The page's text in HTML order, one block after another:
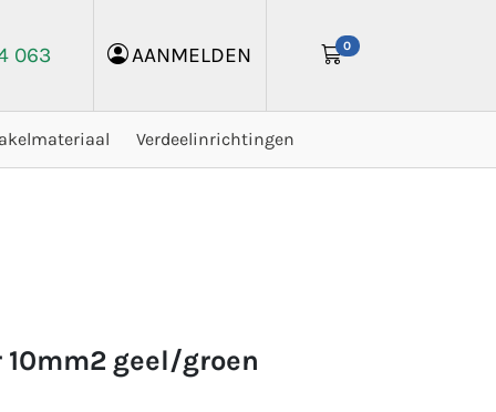
063 AANMELDEN 0
Verdeelinrichtingen
10mm2 geel/groen